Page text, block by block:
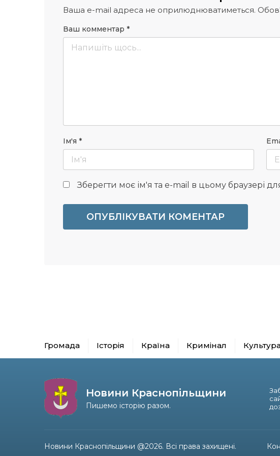
Ваша e-mail адреса не оприлюднюватиметься.
Ваш комментар *
Ім'я *
Зберегти моє ім'я та e-mail в цьому браузері
Громада Історія Країна Кримінал
Новини Краснопільщини
Пишемо історію разом.
Новини Краснопільщини @2026. Всі права захищені.